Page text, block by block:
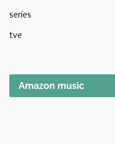
series
tve
Amazon music